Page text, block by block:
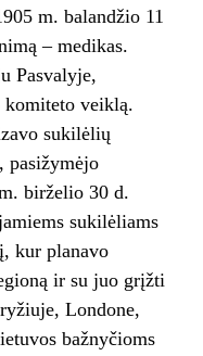
m. balandžio 11
– medikas.
Pasvalyje,
veiklą.
sukilėlių
pasižymėjo
birželio 30 d.
sukilėliams
kur planavo
ir su juo grįžti
Londone,
bažnyčioms